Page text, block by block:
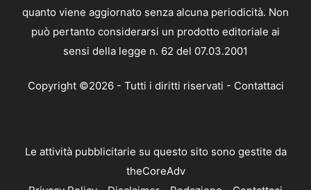
quanto viene aggiornato senza alcuna periodicità. Non
può pertanto considerarsi un prodotto editoriale ai
sensi della legge n. 62 del 07.03.2001
Copyright ©2026 - Tutti i diritti riservati - Contattaci
Le attività pubblicitarie su questo sito sono gestite da
theCoreAdv